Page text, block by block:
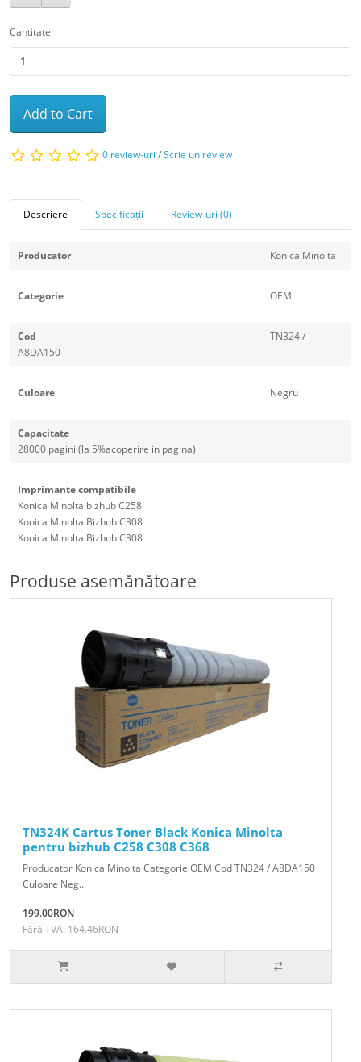
Cantitate
Add to Cart
0 review-uri /Scrie un review
Descriere Specificații Review-uri (0)
Producator Konica Minolta
Categorie OEM
Cod
TN324 /
A8DA150
Culoare Negru
Capacitate
28000 pagini (la 5%acoperire in pagina)
Imprimante compatibile
Konica Minolta bizhub C258
Konica Minolta Bizhub C308
Konica Minolta Bizhub C308
Produse asemănătoare
TN324K Cartus Toner Black Konica Minolta
pentru bizhub C258 C308 C368
Producator Konica Minolta Categorie OEM Cod TN324 / A8DA150
Culoare Neg..
199.00RON
Fără TVA: 164.46RON